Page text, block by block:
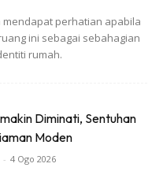
perhatian apabila
ini sebagai sebahagian
rumah.
Diminati, Sentuhan
Moden
- 4 Ogo 2026